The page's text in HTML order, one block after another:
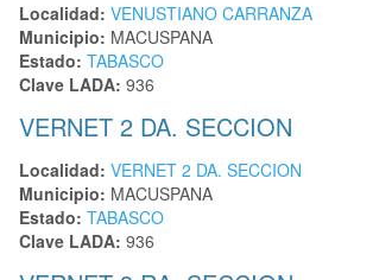
Localidad: VENUSTIANO CARRANZA
Municipio: MACUSPANA
Estado: TABASCO
Clave LADA: 936
VERNET 2 DA. SECCION
Localidad: VERNET 2 DA. SECCION
Municipio: MACUSPANA
Estado: TABASCO
Clave LADA: 936